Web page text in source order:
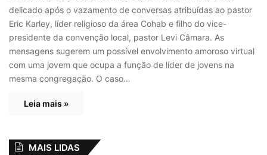
delicado após o vazamento de conversas atribuídas ao pastor
Eric Karley, líder religioso da área Cohab e filho do vice-
presidente da convenção local, pastor Levi Câmara. As
mensagens sugerem um possível envolvimento amoroso virtual
com uma jovem que ocupa a função de líder de jovens na
mesma congregação. O caso…
Leia mais »
MAIS LIDAS